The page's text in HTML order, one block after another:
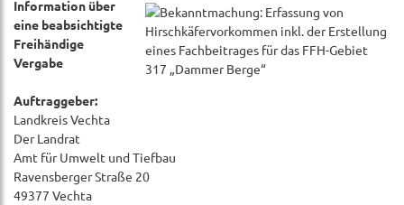
Information über
eine beabsichtigte
Freihändige
Vergabe
Auftraggeber:
Landkreis Vechta
Der Landrat
Amt für Umwelt und Tiefbau
Ravensberger Straße 20
49377 Vechta